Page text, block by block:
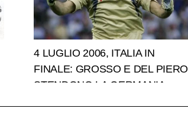
4 LUGLIO 2006, ITALIA IN
FINALE: GROSSO E DEL PIERO
STENDONO LA GERMANIA